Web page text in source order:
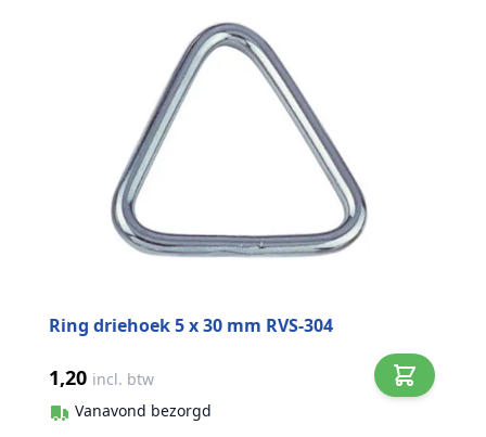
Ring driehoek 5 x 30 mm RVS-304
1,20 incl. btw
Vanavond bezorgd